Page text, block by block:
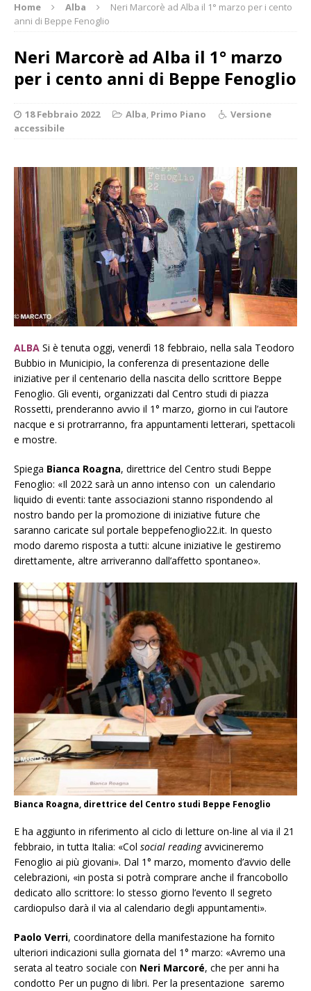
Home Alba
Neri Marcorè ad Alba il 1° marzo per i cento
anni di Beppe Fenoglio
Neri Marcorè ad Alba il 1° marzo
per i cento anni di Beppe Fenoglio
18 Febbraio 2022 Alba, Primo Piano
Versione
accessibile
ALBA Si è tenuta oggi, venerdì 18 febbraio, nella sala Teodoro
Bubbio in Municipio, la conferenza di presentazione delle
iniziative per il centenario della nascita dello scrittore Beppe
Fenoglio. Gli eventi, organizzati dal Centro studi di piazza
Rossetti, prenderanno avvio il 1° marzo, giorno in cui l’autore
nacque e si protrarranno, fra appuntamenti letterari, spettacoli
e mostre.
Spiega Bianca Roagna, direttrice del Centro studi Beppe
Fenoglio: «Il 2022 sarà un anno intenso con un calendario
liquido di eventi: tante associazioni stanno rispondendo al
nostro bando per la promozione di iniziative future che
saranno caricate sul portale beppefenoglio22.it. In questo
modo daremo risposta a tutti: alcune iniziative le gestiremo
direttamente, altre arriveranno dall’affetto spontaneo».
Bianca Roagna, direttrice del Centro studi Beppe Fenoglio
E ha aggiunto in riferimento al ciclo di letture on-line al via il 21
febbraio, in tutta Italia: «Col social readingavvicineremo
Fenoglio ai più giovani». Dal 1° marzo, momento d’avvio delle
celebrazioni, «in posta si potrà comprare anche il francobollo
dedicato allo scrittore: lo stesso giorno l’evento Il segreto
cardiopulso darà il via al calendario degli appuntamenti».
Paolo Verri, coordinatore della manifestazione ha fornito
ulteriori indicazioni sulla giornata del 1° marzo: «Avremo una
serata al teatro sociale con Neri Marcoré, che per anni ha
condotto Per un pugno di libri. Per la presentazione saremo